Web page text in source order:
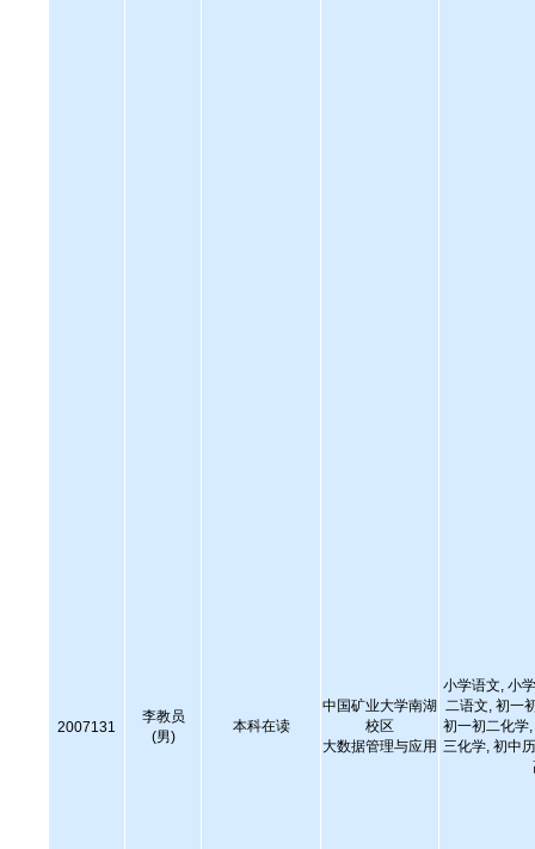
2007131
李教员
(男)
本科在读
中国矿业大学南湖
校区
大数据管理与应用
小学语文, 小
二语文, 初一
初一初二化学
三化学, 初中